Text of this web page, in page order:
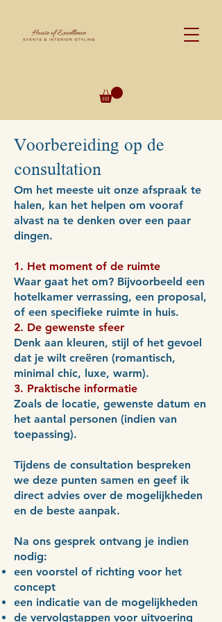
Voorbereiding op de
consultation
Om het meeste uit onze afspraak te
halen, kan het helpen om vooraf
alvast na te denken over een paar
dingen.
1. Het moment of de ruimte
Waar gaat het om? Bijvoorbeeld een
hotelkamer verrassing, een proposal,
of een specifieke ruimte in huis.
2. De gewenste sfeer
Denk aan kleuren, stijl of het gevoel
dat je wilt creëren (romantisch,
minimal chic, luxe, warm).
3. Praktische informatie
Zoals de locatie, gewenste datum en
het aantal personen (indien van
toepassing).
Tijdens de consultation bespreken
we deze punten samen en geef ik
direct advies over de mogelijkheden
en de beste aanpak.
Na ons gesprek ontvang je indien
nodig:
een voorstel of richting voor het
concept
een indicatie van de mogelijkheden
de vervolgstappen voor uitvoering